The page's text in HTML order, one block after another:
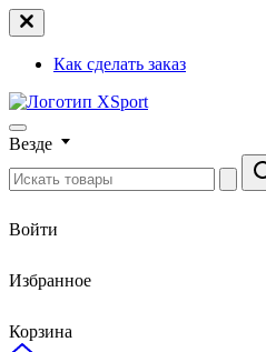
Как сделать заказ
Везде
Войти
Избранное
Корзина